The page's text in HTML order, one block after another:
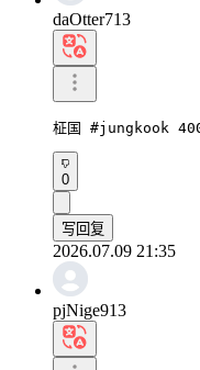
daOtter713
柾国 #jungkook
0
写回复
2026.07.09 21:35
pjNige913